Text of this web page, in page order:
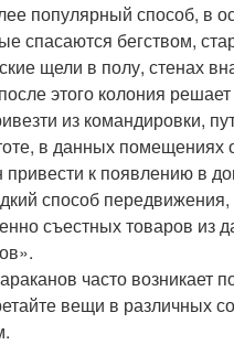
популярный способ, в
спасаются бегством,
щели в полу, стенах
этого колония
из командировки,
в данных
привести к появлению в
способ
съестных товаров из
часто возникает
вещи в различных